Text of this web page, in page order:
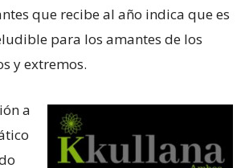
que recibe al año indica que es
para los amantes de los
y extremos.
a